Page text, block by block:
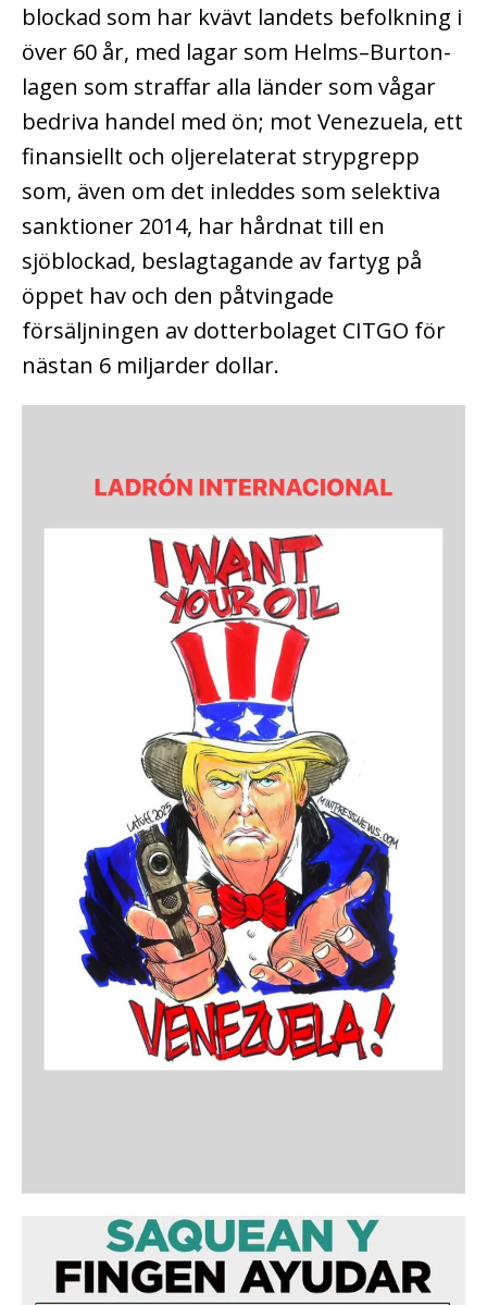
blockad som har kvävt landets befolkning i
över 60 år, med lagar som Helms–Burton-
lagen som straffar alla länder som vågar
bedriva handel med ön; mot Venezuela, ett
finansiellt och oljerelaterat strypgrepp
som, även om det inleddes som selektiva
sanktioner 2014, har hårdnat till en
sjöblockad, beslagtagande av fartyg på
öppet hav och den påtvingade
försäljningen av dotterbolaget CITGO för
nästan 6 miljarder dollar.